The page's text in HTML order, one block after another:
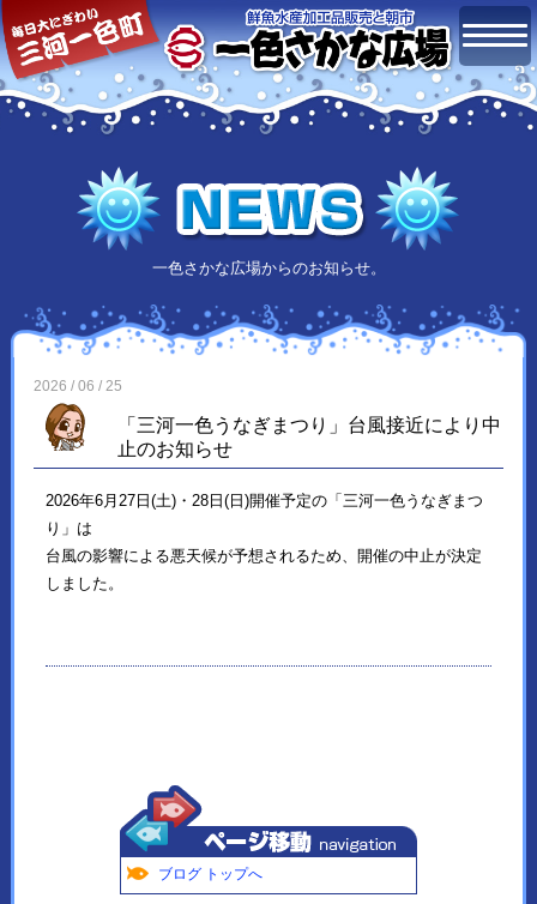
一色さかな広場からのお知らせ。
2026 / 06 / 25
「三河一色うなぎまつり」台風接近により中
止のお知らせ
2026年6月27日(土)・28日(日)開催予定の「三河一色うなぎまつ
り」は
台風の影響による悪天候が予想されるため、開催の中止が決定
しました。
ブログ トップへ